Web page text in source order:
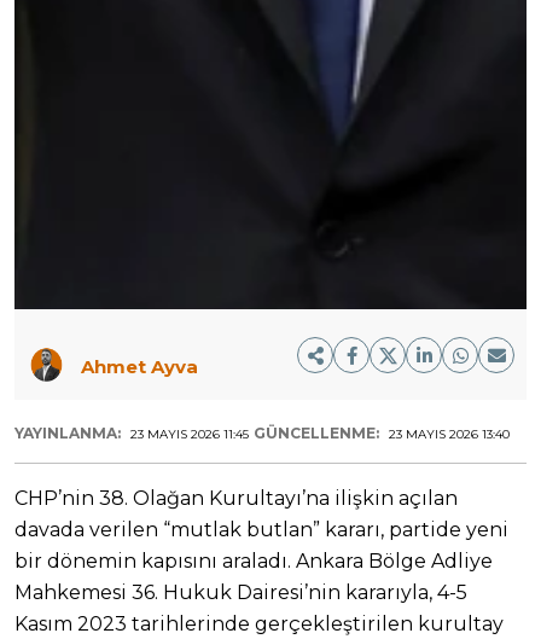
Ahmet Ayva
YAYINLANMA: 23 MAYIS 2026 11:45 GÜNCELLENME: 23 MAYIS 2026 13:40
CHP’nin 38. Olağan Kurultayı’na ilişkin açılan
davada verilen “mutlak butlan” kararı, partide yeni
bir dönemin kapısını araladı. Ankara Bölge Adliye
Mahkemesi 36. Hukuk Dairesi’nin kararıyla, 4-5
Kasım 2023 tarihlerinde gerçekleştirilen kurultay